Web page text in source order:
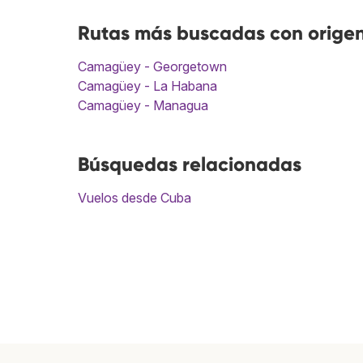
Rutas más buscadas con
Camagüey - Georgetown
Camagüey - La Habana
Camagüey - Managua
Búsquedas relacionadas
Vuelos desde Cuba